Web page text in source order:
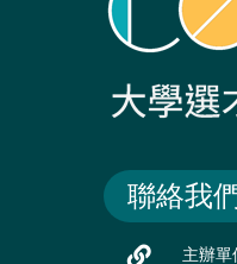
聯絡我們
主辦單